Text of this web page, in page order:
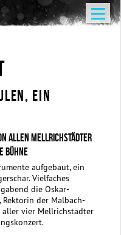
EIN
ALLEN MELLRICHSTÄDTER
BÜHNE
aufgebaut, ein
Vielfaches
die Oskar-
Rektorin der Malbach-
aller vier Mellrichstädter